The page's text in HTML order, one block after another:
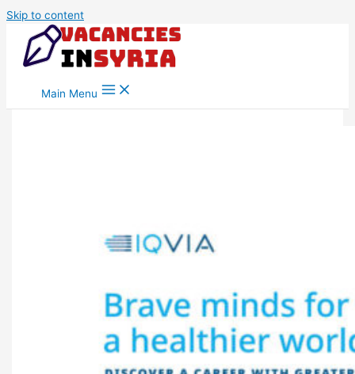
Skip to content
Main Menu